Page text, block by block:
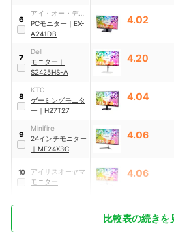
6
アイ・オー・デー
タ機器
PCモニター ｜ EX-
A241DB
4.02
7
Dell
モニター ｜
S2425HS-A
4.20
8
KTC
ゲーミングモニタ
ー ｜ H27T27
4.04
9
Minifire
24インチモニター
｜ ‎MF24X3C
4.06
10
アイリスオーヤマ
モニター
4.06
比較表の続きを